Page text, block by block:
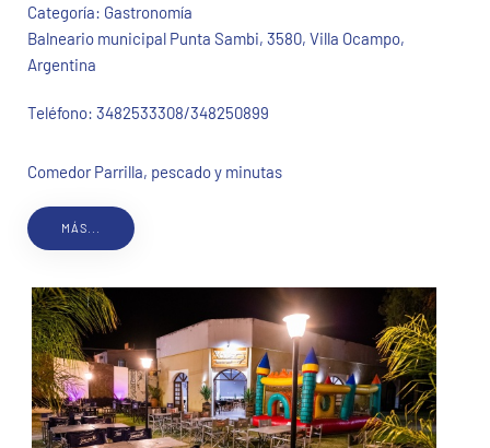
Categoría: Gastronomía
Balneario municipal Punta Sambi, 3580, Villa Ocampo,
Argentina
Teléfono: 3482533308/348250899
Comedor Parrilla, pescado y minutas
MÁS...